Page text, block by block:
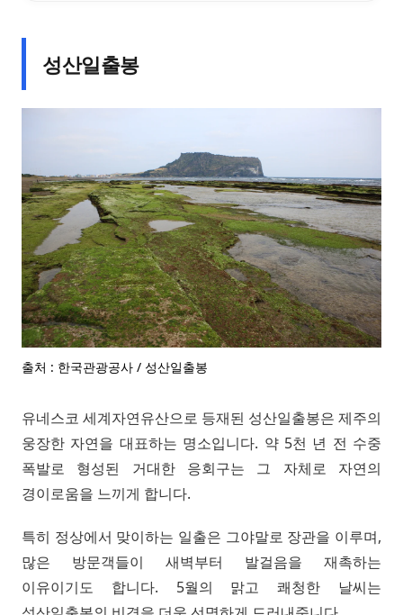
성산일출봉
출처 : 한국관광공사 / 성산일출봉
유네스코 세계자연유산으로 등재된 성산일출봉은 제주의
웅장한 자연을 대표하는 명소입니다. 약 5천 년 전 수중
폭발로 형성된 거대한 응회구는 그 자체로 자연의
경이로움을 느끼게 합니다.
특히 정상에서 맞이하는 일출은 그야말로 장관을 이루며,
많은 방문객들이 새벽부터 발걸음을 재촉하는
이유이기도 합니다. 5월의 맑고 쾌청한 날씨는